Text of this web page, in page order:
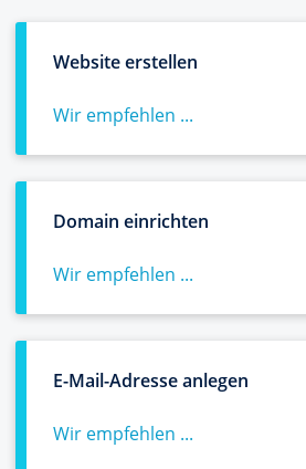
Website erstellen
Wir empfehlen ...
Domain einrichten
Wir empfehlen ...
E-Mail-Adresse anlegen
Wir empfehlen ...